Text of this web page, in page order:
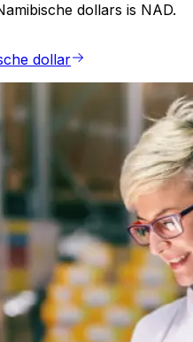
dollars is NAD.
dollar